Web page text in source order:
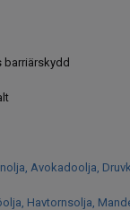
Avokadoolja,
Havtornsolja,